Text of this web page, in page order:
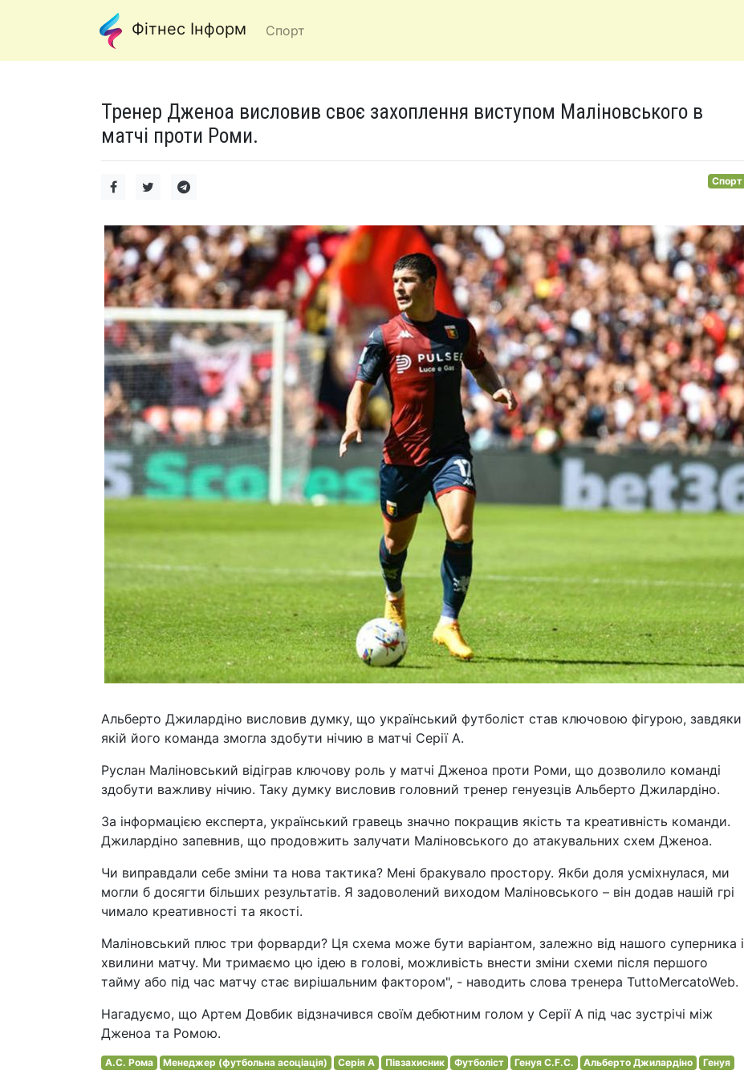
Фітнес Інформ Спорт
Тренер Дженоа висловив своє захоплення виступом Маліновського в
матчі проти Роми.
Спорт
Альберто Джилардіно висловив думку, що український футболіст став ключовою фігурою, завдяки
якій його команда змогла здобути нічию в матчі Серії А.
Руслан Маліновський відіграв ключову роль у матчі Дженоа проти Роми, що дозволило команді
здобути важливу нічию. Таку думку висловив головний тренер генуезців Альберто Джилардіно.
За інформацією експерта, український гравець значно покращив якість та креативність команди.
Джилардіно запевнив, що продовжить залучати Маліновського до атакувальних схем Дженоа.
Чи виправдали себе зміни та нова тактика? Мені бракувало простору. Якби доля усміхнулася, ми
могли б досягти більших результатів. Я задоволений виходом Маліновського – він додав нашій грі
чимало креативності та якості.
Маліновський плюс три форварди? Ця схема може бути варіантом, залежно від нашого суперника і
хвилини матчу. Ми тримаємо цю ідею в голові, можливість внести зміни схеми після першого
тайму або під час матчу стає вирішальним фактором", - наводить слова тренера TuttoMercatoWeb.
Нагадуємо, що Артем Довбик відзначився своїм дебютним голом у Серії А під час зустрічі між
Дженоа та Ромою.
А.С. Рома Менеджер (футбольна асоціація) Серія A Півзахисник Футболіст Генуя C.F.C. Альберто Джилардіно Генуя